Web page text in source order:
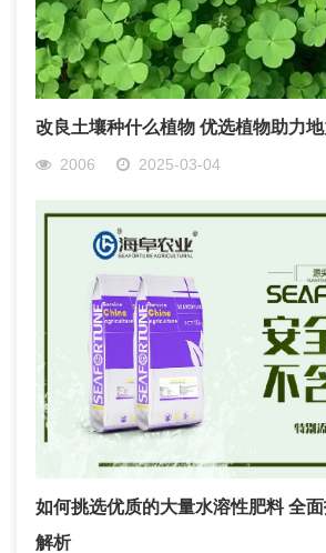
改良土壤种什么植物 优选植物助力
2006 2025-03-04
如何挑选优质的大量水溶性肥料 全
解析